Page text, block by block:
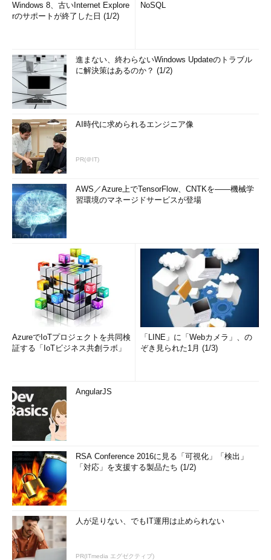
Windows 8、古いInternet Explore
rのサポートが終了した日 (1/2)
NoSQL
進まない、終わらないWindows Updateのトラブル
に解決策はあるのか？ (1/2)
AI時代に求められるエンジニア像
PR(＠IT)
AWS／Azure上でTensorFlow、CNTKを――機械学
習環境のマネージドサービスが登場
AzureでIoTプロジェクトを共同検
証する「IoTビジネス共創ラボ」
「LINE」に「Webカメラ」、の
ぞき見られた1月 (1/3)
AngularJS
RSA Conference 2016に見る「可視化」「検出」
「対応」を支援する製品たち (1/2)
人が足りない、でもIT運用は止められない
PR(ITmedia エグゼクティブ)